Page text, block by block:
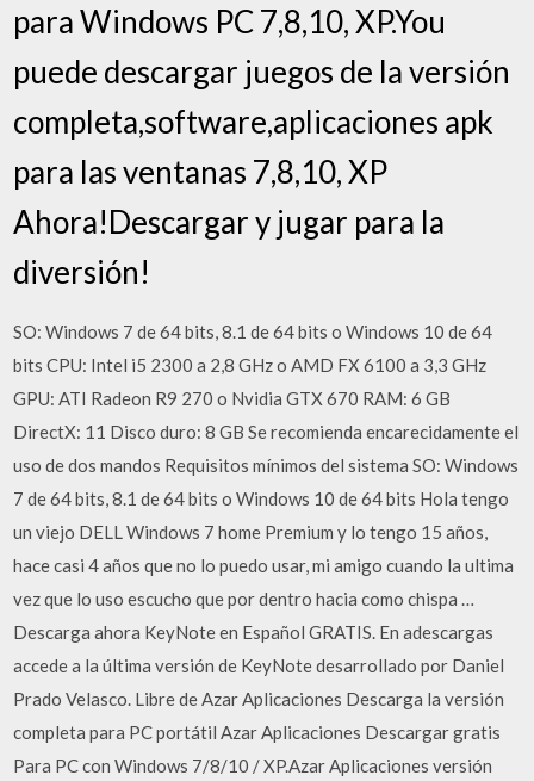
para Windows PC 7,8,10, XP.You
puede descargar juegos de la versión
completa,software,aplicaciones apk
para las ventanas 7,8,10, XP
Ahora!Descargar y jugar para la
diversión!
SO: Windows 7 de 64 bits, 8.1 de 64 bits o Windows 10 de 64
bits CPU: Intel i5 2300 a 2,8 GHz o AMD FX 6100 a 3,3 GHz
GPU: ATI Radeon R9 270 o Nvidia GTX 670 RAM: 6 GB
DirectX: 11 Disco duro: 8 GB Se recomienda encarecidamente el
uso de dos mandos Requisitos mínimos del sistema SO: Windows
7 de 64 bits, 8.1 de 64 bits o Windows 10 de 64 bits Hola tengo
un viejo DELL Windows 7 home Premium y lo tengo 15 años,
hace casi 4 años que no lo puedo usar, mi amigo cuando la ultima
vez que lo uso escucho que por dentro hacia como chispa …
Descarga ahora KeyNote en Español GRATIS. En adescargas
accede a la última versión de KeyNote desarrollado por Daniel
Prado Velasco. Libre de Azar Aplicaciones Descarga la versión
completa para PC portátil Azar Aplicaciones Descargar gratis
Para PC con Windows 7/8/10 / XP.Azar Aplicaciones versión